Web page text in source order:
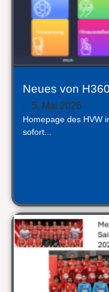
Neues von H360
5. Mai 2026
Homepage des HVW
sofort...